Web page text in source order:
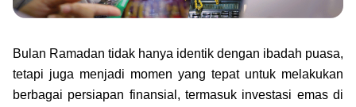
Jual emas kamu ke Treasury
Green Gold
Profile
Bulan Ramadan tidak hanya identik dengan ibadah puasa,
tetapi juga menjadi momen yang tepat untuk melakukan
berbagai persiapan finansial, termasuk investasi emas di